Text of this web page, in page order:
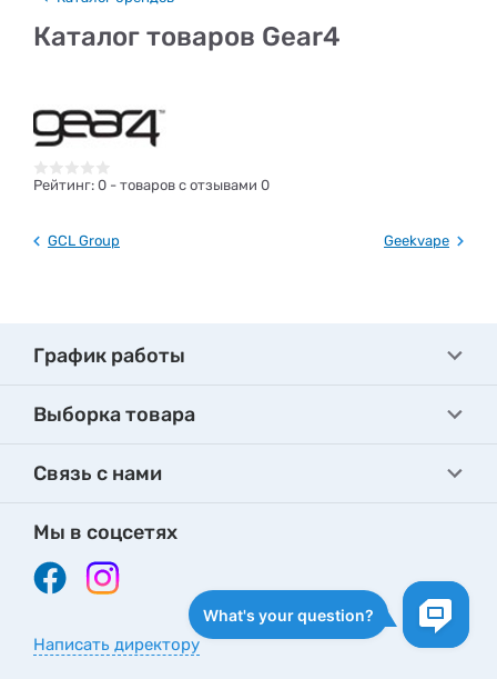
Каталог товаров Gear4
Рейтинг: 0 - товаров с отзывами 0
GCL Group Geekvape
График работы
Выборка товара
Связь с нами
Мы в соцсетях
Написать директору